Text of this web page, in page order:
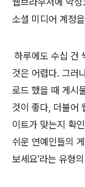
소셜 미디어 계정
하루에도 수십 건
것은 어렵다. 그러
로드 했을 때 게시
것이 좋다, 더불어
이트가 맞는지 확
쉬운 연예인들의
보세요'라는 유형